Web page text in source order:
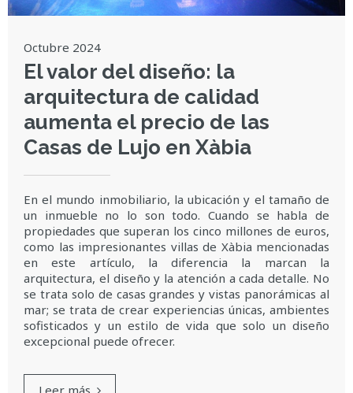
Octubre 2024
El valor del diseño: la
arquitectura de calidad
aumenta el precio de las
Casas de Lujo en Xàbia
En el mundo inmobiliario, la ubicación y el tamaño de
un inmueble no lo son todo. Cuando se habla de
propiedades que superan los cinco millones de euros,
como las impresionantes villas de Xàbia mencionadas
en este artículo, la diferencia la marcan la
arquitectura, el diseño y la atención a cada detalle. No
se trata solo de casas grandes y vistas panorámicas al
mar; se trata de crear experiencias únicas, ambientes
sofisticados y un estilo de vida que solo un diseño
excepcional puede ofrecer.
Leer más